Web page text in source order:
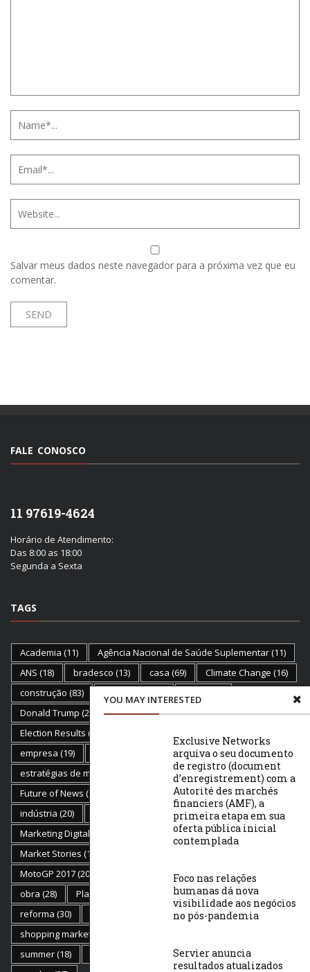
Salvar meus dados neste navegador para a próxima vez que eu
comentar.
YOU MAY INTERESTED
Exclusive Networks
arquiva o seu documento
de registro (document
d’enregistrement) com a
Autorité des marchés
financiers (AMF), a
primeira etapa em sua
oferta pública inicial
contemplada
Foco nas relações
humanas dá nova
visibilidade aos negócios
no pós-pandemia
Servier anuncia
resultados atualizados
FALE CONOSCO
11 97619-4624
Horário de Atendimento:
Das 8:00 as 18:00
Segunda a Sexta
TAGS
Academia (11) Agência Nacional de Saúde Suplementar(11)
ANS (18) bradesco (13) casa (69) Climate Change (16)
construção (83)
Donald Trump (21) E-mail Marketing(15) Ecommerce(28)
Election Results (23)
empresa (19) Estratégias (11)
estratégias de marketing
Flat Earth(18)
Future of News (19) Golden Globes(17) health(19)
indústria (20) Marketing(81)
Marketing Digital
marketplace(20)
Market Stories (15)
MotoGP 2017(20) negócios(58)
obra (28) Plano de Saúde Presença Online(10)
reforma (30)
(17)
shopping market place
summer(18) United Stated(22)